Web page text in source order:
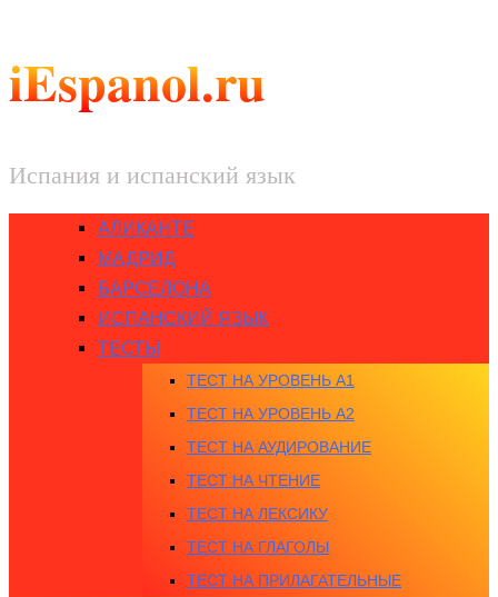
iEspanol.ru
Испания и испанский язык
АЛИКАНТЕ
МАДРИД
БАРСЕЛОНА
ИСПАНСКИЙ ЯЗЫК
ТЕСТЫ
ТЕСТ НА УРОВЕНЬ A1
ТЕСТ НА УРОВЕНЬ A2
ТЕСТ НА АУДИРОВАНИЕ
ТЕСТ НА ЧТЕНИЕ
ТЕСТ НА ЛЕКСИКУ
ТЕСТ НА ГЛАГОЛЫ
ТЕСТ НА ПРИЛАГАТЕЛЬНЫЕ